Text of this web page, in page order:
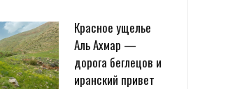
Красное ущелье
Аль Ахмар —
дорога беглецов и
иранский привет